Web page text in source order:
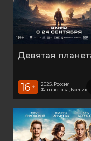
Девятая
16 +
2025, Россия
Фантастика, Боевик